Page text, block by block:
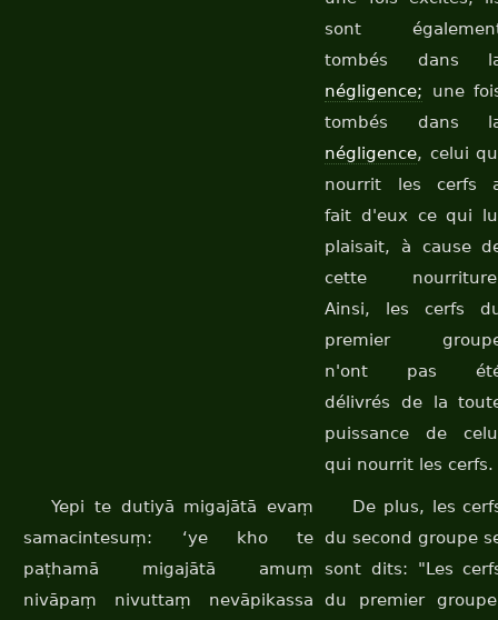
sont
tombés dans
négligence; une
tombés dans
négligence, celui
nourrit les cerfs
fait d'eux ce qui
plaisait, à cause
cette
Ainsi, les cerfs
premier
n'ont pas
délivrés de la
puissance de
qui nourrit les cerfs.
Yepi te dutiyā migajātā evaṃ
samacintesuṃ: ‘ye kho te
paṭhamā migajātā amuṃ
nivāpaṃ nivuttaṃ nevāpikassa
De plus, les
du second groupe
sont dits: "Les
du premier